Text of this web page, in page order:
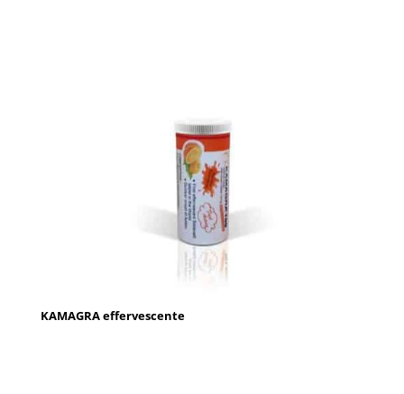
KAMAGRA effervescente